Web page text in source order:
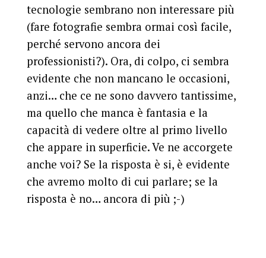
tecnologie sembrano non interessare più
(fare fotografie sembra ormai così facile,
perché servono ancora dei
professionisti?). Ora, di colpo, ci sembra
evidente che non mancano le occasioni,
anzi… che ce ne sono davvero tantissime,
ma quello che manca è fantasia e la
capacità di vedere oltre al primo livello
che appare in superficie. Ve ne accorgete
anche voi? Se la risposta è si, è evidente
che avremo molto di cui parlare; se la
risposta è no… ancora di più ;-)